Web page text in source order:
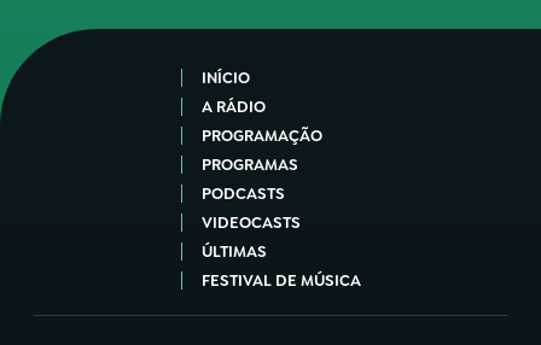
INÍCIO
A RÁDIO
PROGRAMAÇÃO
PROGRAMAS
PODCASTS
VIDEOCASTS
ÚLTIMAS
FESTIVAL DE MÚSICA